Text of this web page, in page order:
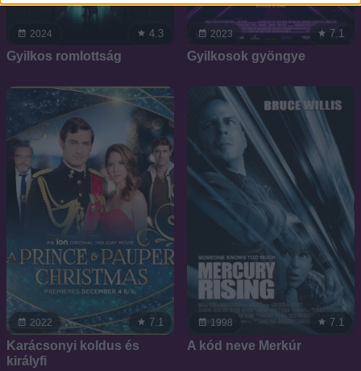
2024 4.3
Gyilkos romlottság
2023 7.1
Gyilkosok gyöngye
2022 7.1
Karácsonyi koldus és
királyfi
1998 7.1
A kód neve Merkúr